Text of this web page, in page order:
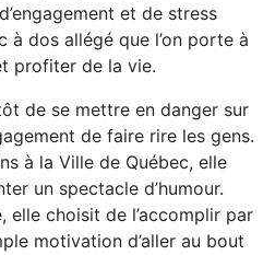
et de stress
à dos allégé que l’on porte à
profiter de la vie.
de se mettre en danger sur
de faire rire les gens.
à la Ville de Québec, elle
un spectacle d’humour.
elle choisit de l’accomplir par
motivation d’aller au bout